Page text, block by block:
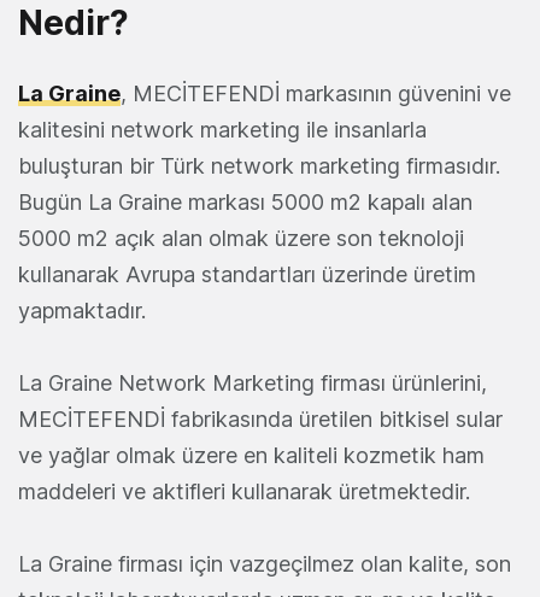
Nedir?
La Graine, MECİTEFENDİ markasının güvenini ve
kalitesini network marketing ile insanlarla
buluşturan bir Türk network marketing firmasıdır.
Bugün La Graine markası 5000 m2 kapalı alan
5000 m2 açık alan olmak üzere son teknoloji
kullanarak Avrupa standartları üzerinde üretim
yapmaktadır.
La Graine Network Marketing firması ürünlerini,
MECİTEFENDİ fabrikasında üretilen bitkisel sular
ve yağlar olmak üzere en kaliteli kozmetik ham
maddeleri ve aktifleri kullanarak üretmektedir.
La Graine firması için vazgeçilmez olan kalite, son